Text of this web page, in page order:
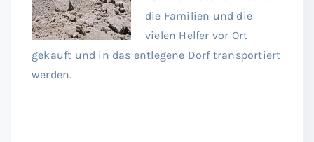
die Familien und die
vielen Helfer vor Ort
gekauft und in das entlegene Dorf transportiert
werden.